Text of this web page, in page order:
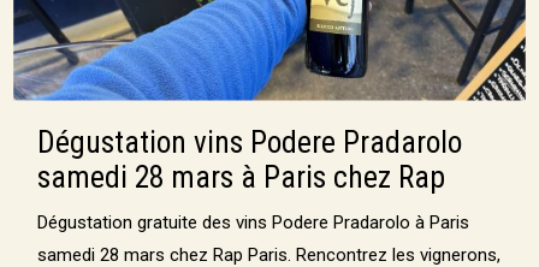
Dégustation vins Podere Pradarolo
samedi 28 mars à Paris chez Rap
Dégustation gratuite des vins Podere Pradarolo à Paris
samedi 28 mars chez Rap Paris. Rencontrez les vignerons,